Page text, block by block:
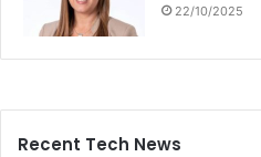
22/10/2025
Recent Tech News